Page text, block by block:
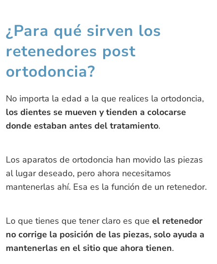
¿Para qué sirven los
retenedores post
ortodoncia?
No importa la edad a la que realices la ortodoncia,
los dientes se mueven y tienden a colocarse
donde estaban antes del tratamiento.
Los aparatos de ortodoncia han movido las piezas
al lugar deseado, pero ahora necesitamos
mantenerlas ahí. Esa es la función de un retenedor.
Lo que tienes que tener claro es que el retenedor
no corrige la posición de las piezas, solo ayuda a
mantenerlas en el sitio que ahora tienen.